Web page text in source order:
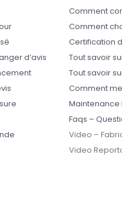
d’avis
Comment
Comment
Certification
Tout savoir
Tout savoir
Comment
Maintenance
Faqs –
Video –
Video